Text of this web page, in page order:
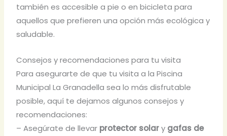
también es accesible a pie o en bicicleta para
aquellos que prefieren una opción más ecológica y
saludable.
Consejos y recomendaciones para tu visita
Para asegurarte de que tu visita a la Piscina
Municipal La Granadella sea lo más disfrutable
posible, aquí te dejamos algunos consejos y
recomendaciones:
– Asegúrate de llevar protector solary gafas de